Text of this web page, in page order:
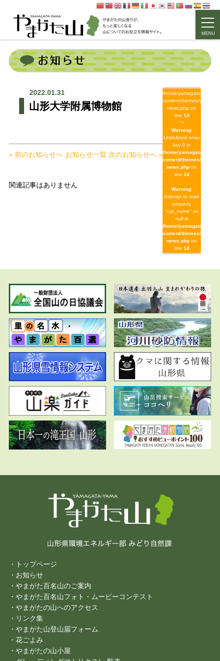
MENU
2022.01.31
/home/yamagata/
content/themes/
news.php on
line 14
">
Warning:
Undefined array
key 0 in
/home/yamagata/
content/themes/
news.php on
line 14
Warning:
Attempt to read
property
"cat_name" on
null in
/home/yamagata/
content/themes/
news.php on
line 14
山形大学附属博物館
« 前のお知らせへ お知らせ一覧 次のお知らせへ »
関連記事はありません
・トップページ
・お知らせ
・やまがた百名山のご案内
・やまがた百名山フォト・ムービーコンテスト
・やまがたの山へのアクセス
・リンク集
・やまがた山登山届フォーム
・花ごよみ
・やまがたの山小屋